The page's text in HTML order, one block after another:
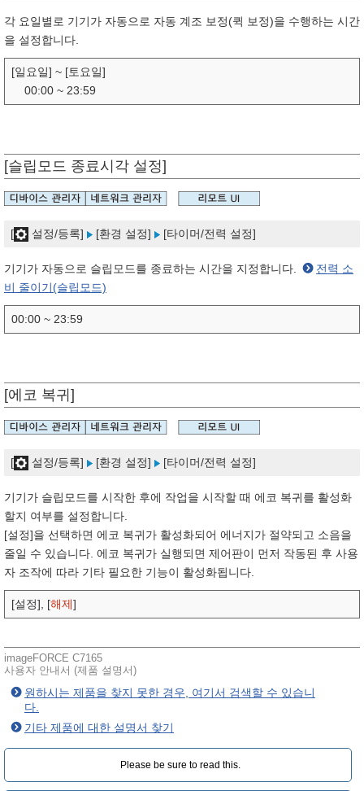
각 요일별로 기기가 자동으로 자동 계조 보정(퀵 보정)을 수행하는 시간
을 설정합니다.
[일요일] ~ [토요일]
00:00 ~ 23:59
[슬립모드 종료시각 설정]
[ 설정/등록] [환경 설정] [타이머/전력 설정]
기기가 자동으로 슬립모드를 종료하는 시간을 지정합니다.
전력 소
비 줄이기(슬립모드)
00:00 ~ 23:59
[에코 복귀]
[ 설정/등록] [환경 설정] [타이머/전력 설정]
기기가 슬립모드를 시작한 후에 작업을 시작할 때 에코 복귀를 활성화
할지 여부를 설정합니다.
[설정]을 선택하면 에코 복귀가 활성화되어 에너지가 절약되고 소음을
줄일 수 있습니다. 에코 복귀가 실행되면 제어판이 먼저 작동된 후 사용
자 조작에 따라 기타 필요한 기능이 활성화됩니다.
[설정], [해제]
imageFORCE C7165
사용자 안내서 (제품 설명서)
원하시는 제품을 찾지 못한 경우, 여기서 검색할 수 있습니
다.
기타 제품에 대한 설명서 찾기
Please be sure to read this.‎